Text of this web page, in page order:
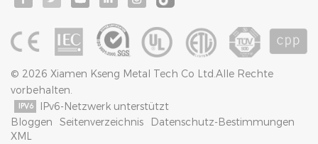
© 2026 Xiamen Kseng Metal Tech Co Ltd.Alle Rechte
vorbehalten.
IPv6-Netzwerk unterstützt
Bloggen
Seitenverzeichnis
Datenschutz-Bestimmungen
XML